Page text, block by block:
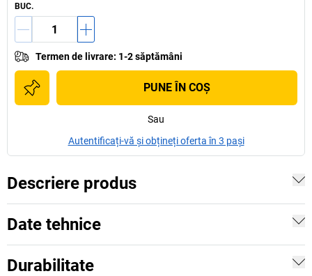
BUC.
Termen de livrare: 1-2 săptămâni
PUNE ÎN COŞ
Sau
Autentificați-vă și obțineți oferta în 3 pași
Descriere produs
Date tehnice
Durabilitate